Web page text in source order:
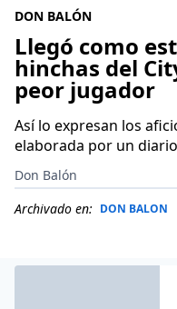
DON BALÓN
Llegó como
hinchas del
peor jugador
Así lo expresan los
elaborada por un
Don Balón
Archivado en: DON BALON